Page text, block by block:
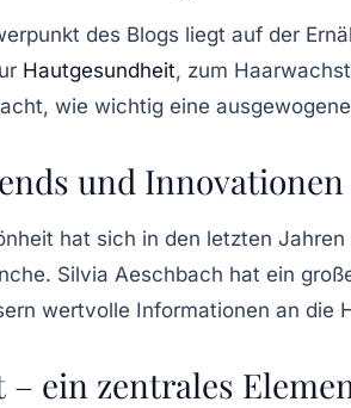
des Blogs liegt auf der
Hautgesundheit, zum
wie wichtig eine
und Innovationen
hat sich in den letzten
Silvia Aeschbach hat ein
wertvolle Informationen an die
– ein zentrales